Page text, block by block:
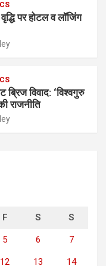
पर होटल व लॉजिंग
ब्रिज विवाद: ‘विश्वगुरु
राजनीति
F S S
5 6 7
12 13 14